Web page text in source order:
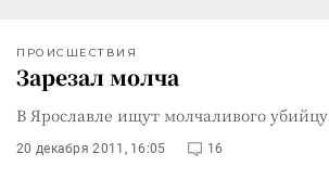
ПРОИСШЕСТВИЯ
Зарезал молча
В Ярославле ищут молчаливого убийцу
20 декабря 2011, 16:05 16